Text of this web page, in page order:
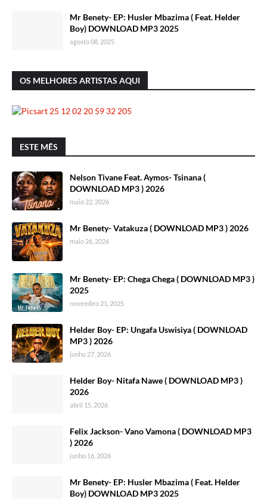
Mr Benety- EP: Husler Mbazima ( Feat. Helder
Boy) DOWNLOAD MP3 2025
agosto 08, 2025
OS MELHORES ARTISTAS AQUI
ESTE MÊS
Nelson Tivane Feat. Aymos- Tsinana (
DOWNLOAD MP3 ) 2026
maio 22, 2026
Mr Benety- Vatakuza ( DOWNLOAD MP3 ) 2026
maio 26, 2026
Mr Benety- EP: Chega Chega ( DOWNLOAD MP3 )
2025
novembro 21, 2025
Helder Boy- EP: Ungafa Uswisiya ( DOWNLOAD
MP3 ) 2026
junho 27, 2026
Helder Boy- Nitafa Nawe ( DOWNLOAD MP3 )
2026
abril 15, 2026
Felix Jackson- Vano Vamona ( DOWNLOAD MP3
) 2026
junho 16, 2026
Mr Benety- EP: Husler Mbazima ( Feat. Helder
Boy) DOWNLOAD MP3 2025